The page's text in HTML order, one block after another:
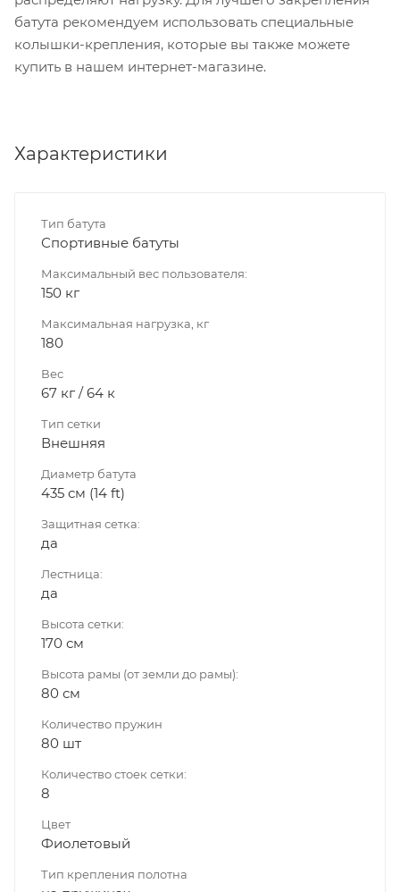
батута рекомендуем использовать специальные
колышки-крепления, которые вы также можете
купить в нашем интернет-магазине.
Характеристики
Тип батута
Спортивные батуты
Максимальный вес пользователя:
150 кг
Максимальная нагрузка, кг
180
Вес
67 кг / 64 к
Тип сетки
Внешняя
Диаметр батута
435 см (14 ft)
Защитная сетка:
да
Лестница:
да
Высота сетки:
170 см
Высота рамы (от земли до рамы):
80 см
Количество пружин
80 шт
Количество стоек сетки:
8
Цвет
Фиолетовый
Тип крепления полотна